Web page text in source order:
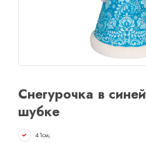
О КОМПАНИИ
ОТЗЫВЫ
КОНТАКТЫ
Снегурочка в синей
шубке
41см;